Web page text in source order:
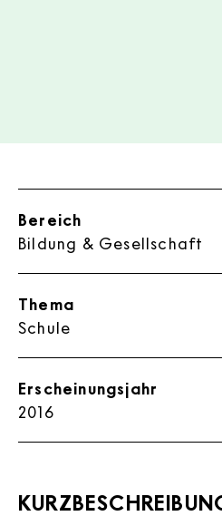
Bereich
Bildung & Gesellschaft
Thema
Schule
Erscheinungsjahr
2016